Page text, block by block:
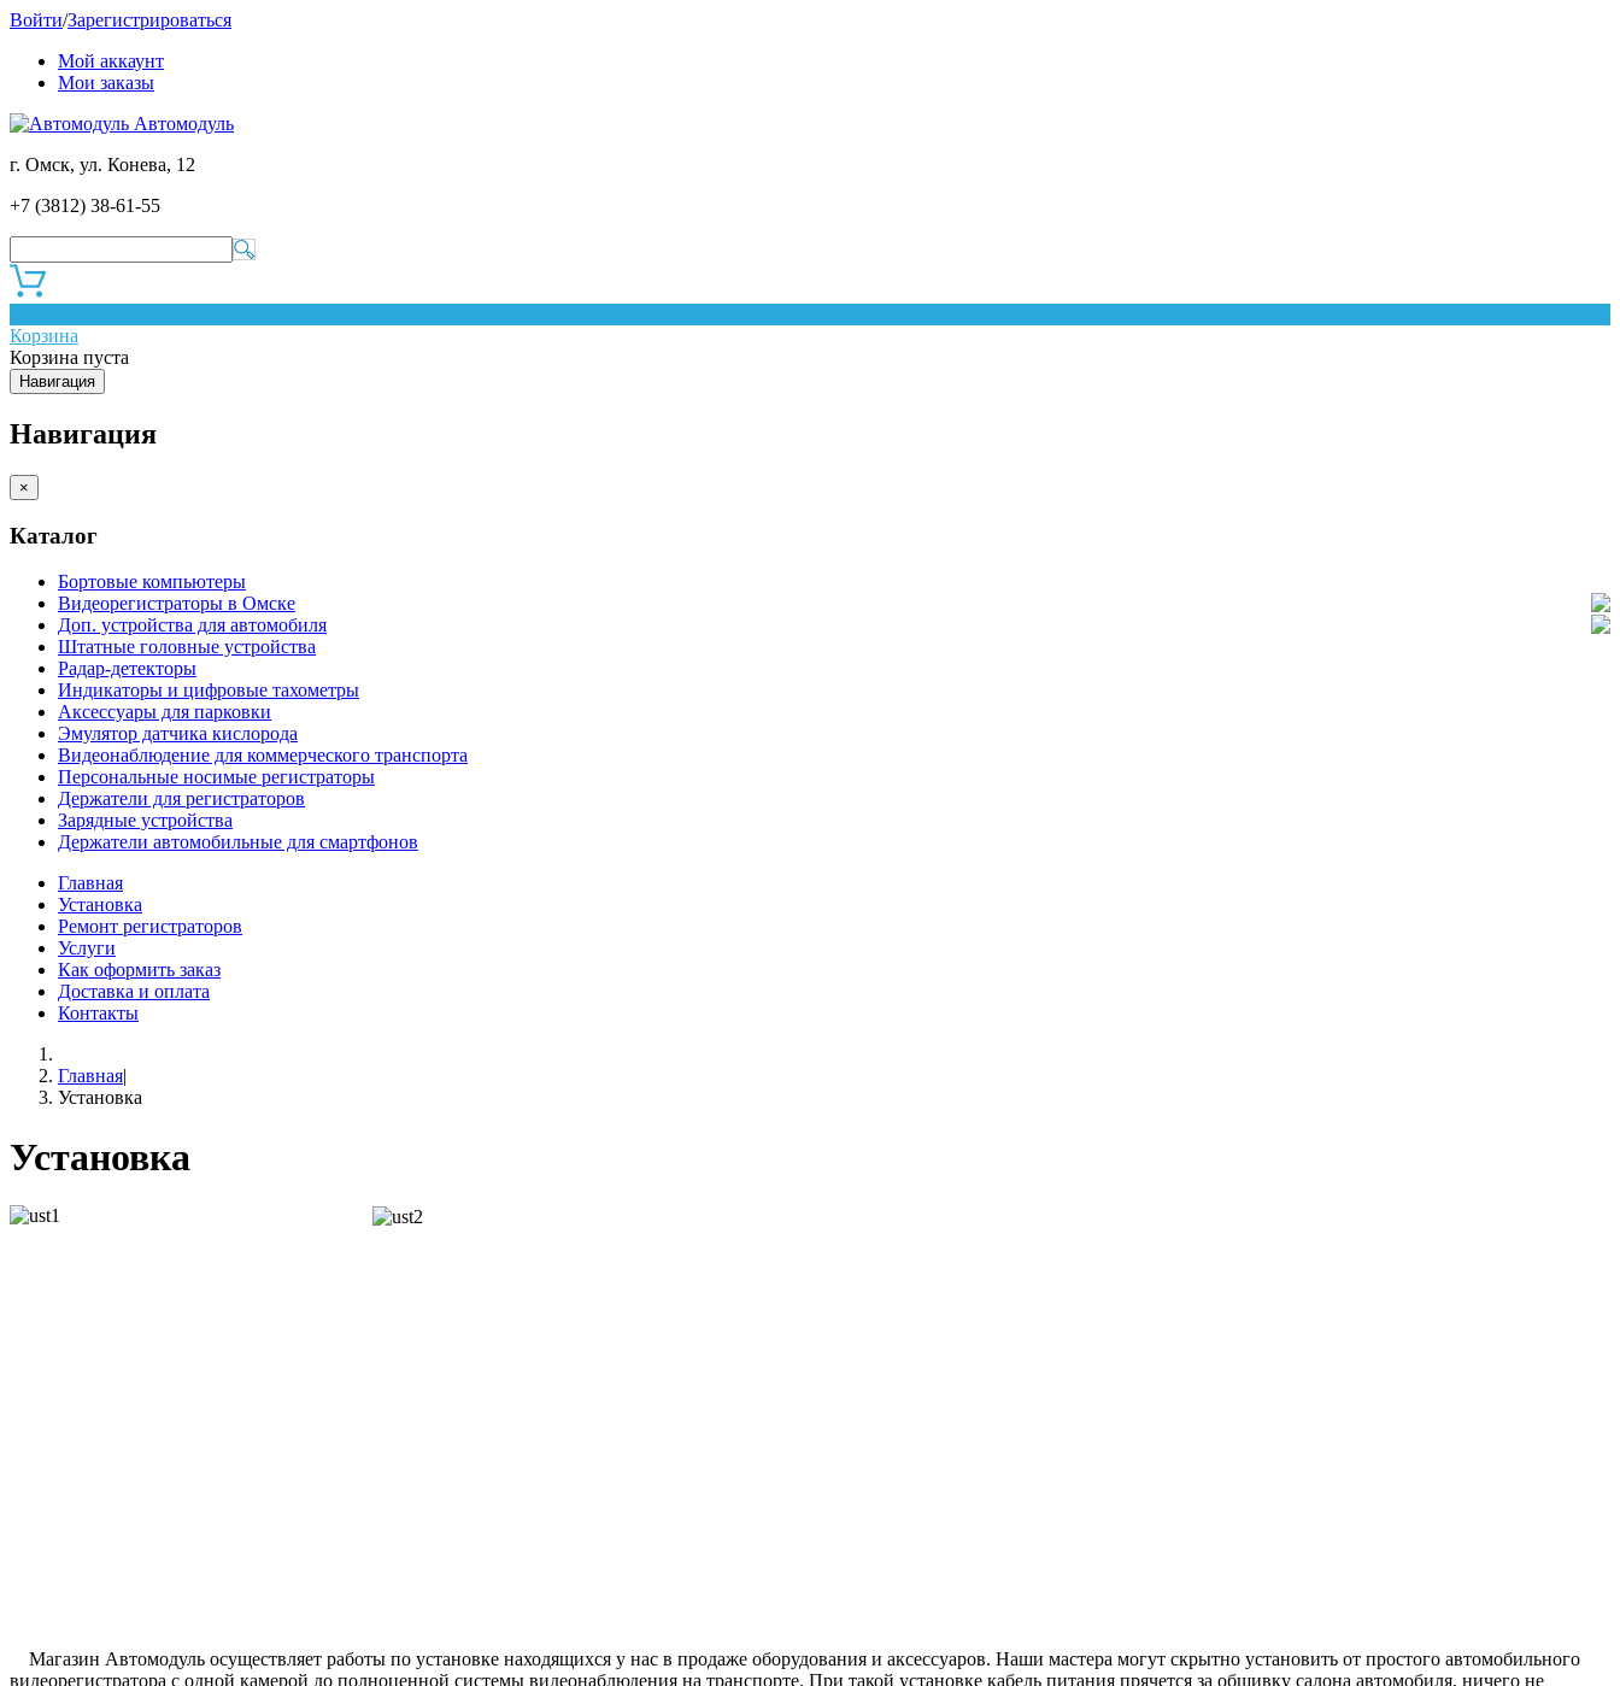
Войти/Зарегистрироваться
Мой аккаунт
Мои заказы
Автомодуль
г. Омск, ул. Конева, 12
+7 (3812) 38-61-55
Корзина
Корзина пуста
Навигация
Навигация
×
Каталог
Бортовые компьютеры
Видеорегистраторы в Омске
Доп. устройства для автомобиля
Штатные головные устройства
Радар-детекторы
Индикаторы и цифровые тахометры
Аксессуары для парковки
Эмулятор датчика кислорода
Видеонаблюдение для коммерческого транспорта
Персональные носимые регистраторы
Держатели для регистраторов
Зарядные устройства
Держатели автомобильные для смартфонов
Главная
Установка
Ремонт регистраторов
Услуги
Как оформить заказ
Доставка и оплата
Контакты
Главная|
Установка
Установка
Магазин Автомодуль осуществляет работы по установке находящихся у нас в продаже оборудования и аксессуаров. Наши мастера могут скрытно установить от простого автомобильного
видеорегистратора с одной камерой до полноценной системы видеонаблюдения на транспорте. При такой установке кабель питания прячется за обшивку салона автомобиля, ничего не